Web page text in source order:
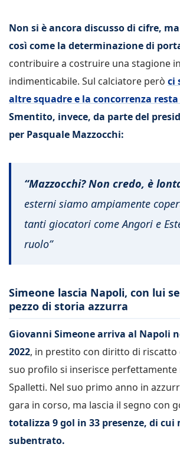
Non si è ancora discusso di cifre, ma
così come la determinazione di
contribuire a costruire una stagione
indimenticabile. Sul calciatore però ci
altre squadre e la concorrenza
Smentito, invece, da parte del
per Pasquale Mazzocchi:
“Mazzocchi? Non credo, è
esterni siamo ampiamente
tanti giocatori come Angori e
ruolo”
Simeone lascia Napoli, con lui
pezzo di storia azzurra
Giovanni Simeone arriva al Napoli
2022, in prestito con diritto di riscatto
suo profilo si inserisce perfettamente
Spalletti. Nel suo primo anno in
gara in corso, ma lascia il segno con
totalizza 9 gol in 33 presenze, di cui
subentrato.